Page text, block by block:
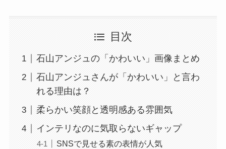
目次
石山アンジュの「かわいい」画像まとめ
石山アンジュさんが「かわいい」と言わ
れる理由は？
柔らかい笑顔と透明感ある雰囲気
インテリなのに気取らないギャップ
SNSで見せる素の表情が人気